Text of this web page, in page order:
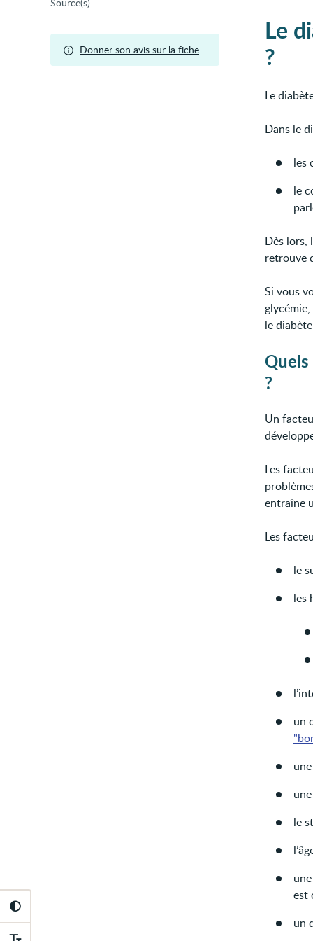
Le
?
Le
Dans le
les
le
Dès lors,
retrouve
Si vous
le
?
Un
Les
entraîne
Les
le
les
un
le
est
un
Donner son avis sur la fiche